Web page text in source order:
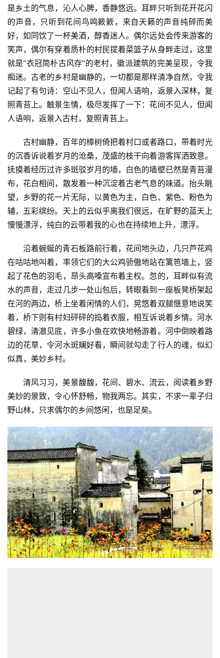
是乡土的气息，沁人心脾，香静悠远。耳畔只听到花开花闪
的声音，只听到花间鸟鸣簌簌，来自天籁的声音纯碎而美
好，如同饮了一杯美酒，醇香迷人。偶尔远处会传来游客的
笑声，偶尔有穿着质朴的村民提着菜篮子从身畔走过，这里
就是“衣冠简朴古风存”的老村，徽派建筑的完美呈现，令我
痴迷。古老的乡村是幽静的，一切都是那样清净自然，令我
记起了有句诗：空山不见人，但闻人语响，返景入深林，复
照青苔上。触景生情，极尽发挥了一下：花间不见人，但闻
人语响，返景入古村，复照青苔上。
古村幽静，百年的樟树倚把着村口或者路口，带着时光
的沉香诉说着岁月的沧桑，茂盛的枝干向着游客挥洒致意。
抚摸着经历过许多斑驳岁月的墙，白色的墙壁已然是青苔漫
布，花白相间，散发着一种沉淀着古老气息的味道。抬头眺
望，乡野的花一片无际，以黄色为主，白色、紫色、粉色为
辅，五彩缤纷。天上的云似乎离我们很远，在旷野的蓝天上
慢慢漂浮，纯白的云带着我的心也在持续地上升，漂浮。
沿着蜿蜒的青石板路前行着，花间地头边，几只芦花鸡
在咕咕地叫着，率领它们的大公鸡骄傲地站在篱笆墙上，竖
起了花色的羽毛，昂头高嗓宣布着主权。忽的，耳畔似有流
水的声音，走过几步一处山包后，转眼看到一座板凳桥架起
在河的两边，桥上坐着闲情的人们，晃悠着双腿惬意地说笑
着，桥下则有村妇砰砰的捣着衣服，相互诉说着乡情。河水
碧绿，清澈见底，许多小鱼在欢快地畅游着。河中倒映着路
边的花草，令河水斑斓好看，瞬间就勾走了行人的魂，似幻
似真，美妙乡村。
清风习习，美景馥馥，花间、碧水、流云，阅读着乡野
美妙的景致，令心怀舒畅，物我两忘。其实，不求一辈子归
野山林，只求偶尔的乡间悠闲，也是足矣。